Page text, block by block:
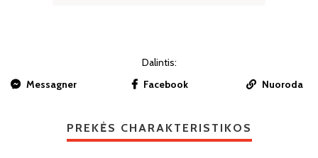
Dalintis:
Messagner
Facebook Nuoroda
PREKĖS CHARAKTERISTIKOS